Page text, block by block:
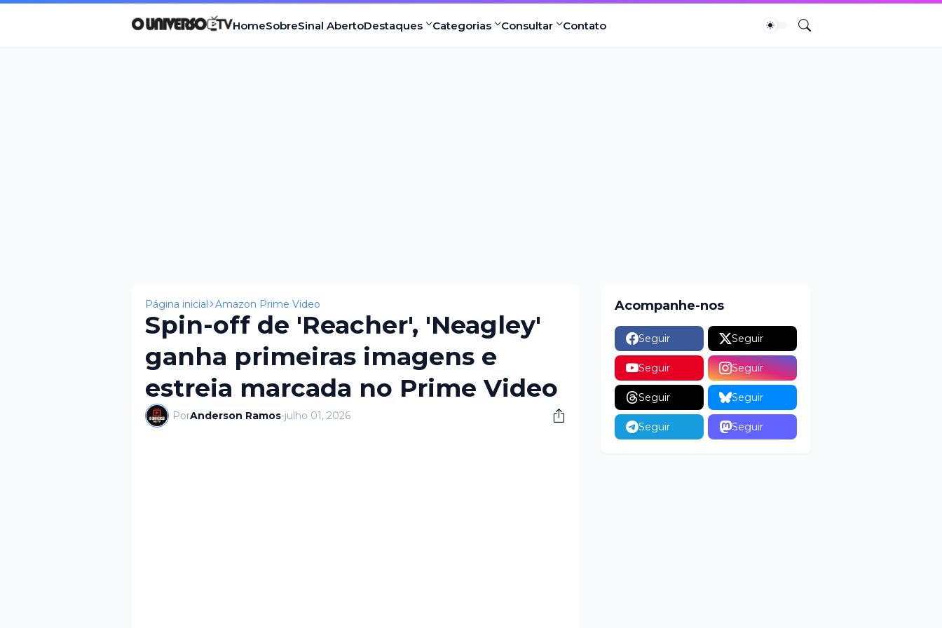
HomeSobreSinal AbertoDestaques Categorias Consultar Contato
Página inicial Amazon Prime Video
Spin-off de 'Reacher', 'Neagley'
ganha primeiras imagens e
estreia marcada no Prime Video
PorAnderson Ramos-julho 01, 2026
Acompanhe-nos
Seguir Seguir
Seguir Seguir
Seguir Seguir
Seguir Seguir